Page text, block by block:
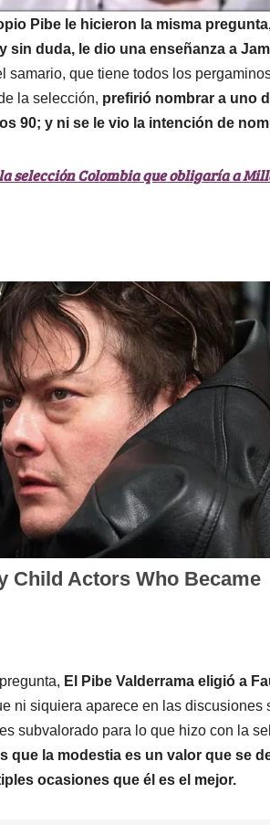
Pibe le hicieron la misma
sin duda, le dio una enseñanza a
samario, que tiene todos los
la selección, prefirió nombrar a uno
90; y ni se le vio la intención de
selección Colombia que obligaría a
El Pibe Valderrama eligió a
ni siquiera aparece en las
subvalorado para lo que hizo con la
que la modestia es un valor que se
ocasiones que él es el mejor.